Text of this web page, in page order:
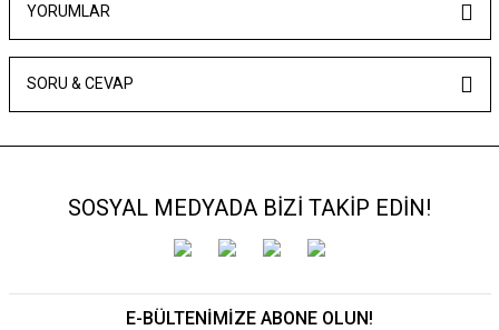
YORUMLAR
SORU & CEVAP
SOSYAL MEDYADA BİZİ TAKİP EDİN!
E-BÜLTENİMİZE ABONE OLUN!